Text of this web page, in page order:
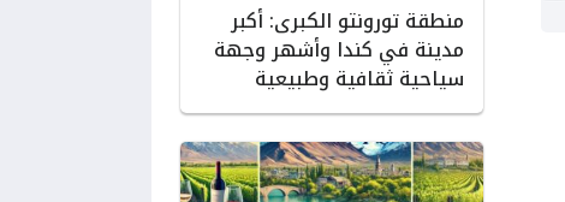
منطقة تورونتو الكبرى: أكبر
مدينة في كندا وأشهر وجهة
سياحية ثقافية وطبيعية